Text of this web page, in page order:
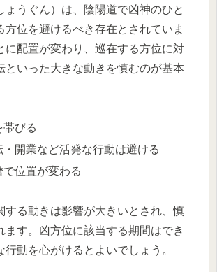
ょうぐん）は、陰陽道で凶神のひと
方位を避けるべき存在とされていま
に配置が変わり、巡在する方位に対
といった大きな動きを慎むのが基本
帯びる
・開業など活発な行動は避ける
位置が変わる
する動きは影響が大きいとされ、慎
ます。凶方位に該当する期間はでき
行動を心がけるとよいでしょう。